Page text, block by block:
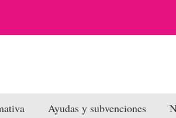
Ayudas y subvenciones